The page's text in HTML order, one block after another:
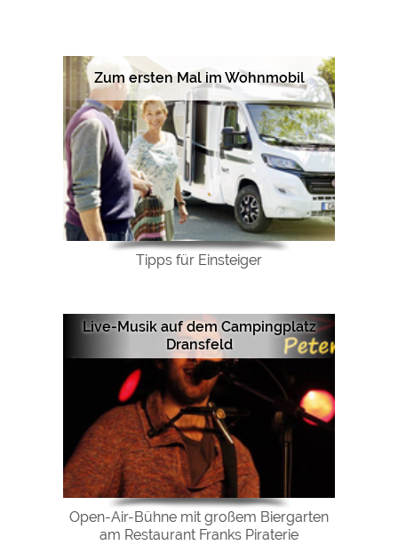
Zum ersten Mal im Wohnmobil
Tipps für Einsteiger
Live-Musik auf dem Campingplatz
Dransfeld
Open-Air-Bühne mit großem Biergarten
am Restaurant Franks Piraterie
Die Cookieeinstellungen können jeder Zeit im Footer
über "COOKIES" geändert werden!